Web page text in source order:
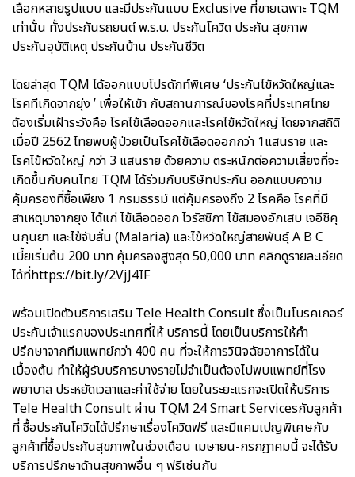
เลือกหลายรูปแบบ และมีประกันแบบ Exclusive ที่ขายเฉพาะ TQM
เท่านั้น ทั้งประกันรถยนต์ พ.ร.บ. ประกันโควิด ประกัน สุขภาพ
ประกันอุบัติเหตุ ประกันบ้าน ประกันชีวิต
โดยล่าสุด TQM ได้ออกแบบโปรดักท์พิเศษ ‘ประกันไข้หวัดใหญ่และ
โรคทีเกิดจากยุ่ง ’ เพื่อให้เข้า กับสถานการณ์ของโรคที่ประเทศไทย
ต้องเริ่มเฝ้าระวังคือ โรคไข้เลือดออกและโรคไข้หวัดใหญ่ โดยจากสถิติ
เมื่อปี 2562 ไทยพบผู้ป่วยเป็นโรคไข้เลือดออกกว่า 1แสนราย และ
โรคไข้หวัดใหญ่ กว่า 3 แสนราย ด้วยความ ตระหนักต่อความเสี่ยงที่จะ
เกิดขึ้นกับคนไทย TQM ได้ร่วมกับบริษัทประกัน ออกแบบความ
คุ้มครองที่ซื้อเพียง 1 กรมธรรม์ แต่คุ้มครองถึง 2 โรคคือ โรคที่มี
สาเหตุมาจากยุง ได้แก่ ไข้เลือดออก ไวรัสซิกา ไข้สมองอักเสบ เจอีชิคุ
นกุนยา และไข้จับสั่น (Malaria) และไข้หวัดใหญ่สายพันธุ์ A B C
เบี้ยเริ่มต้น 200 บาท คุ้มครองสูงสุด 50,000 บาท คลิกดูรายละเอียด
ได้ที่https://bit.ly/2VjJ4IF
พร้อมเปิดตัวบริการเสริม Tele Health Consult ซึ่งเป็นโบรคเกอร์
ประกันเจ้าแรกของประเทศที่ให้ บริการนี้ โดยเป็นบริการให้คำ
ปรึกษาจากทีมแพทย์กว่า 400 คน ที่จะให้การวินิจฉัยอาการได้ใน
เบื้องต้น ทำให้ผู้รับบริการบางรายไม่จำเป็นต้องไปพบแพทย์ที่โรง
พยาบาล ประหยัดเวลาและค่าใช้จ่าย โดยในระยะแรกจะเปิดให้บริการ
Tele Health Consult ผ่าน TQM 24 Smart Servicesกับลูกค้า
ที่ ซื้อประกันโควิดได้ปรึกษาเรื่องโควิดฟรี และมีแคมเปญพิเศษกับ
ลูกค้าที่ซื้อประกันสุขภาพในช่วงเดือน เมษายน-กรกฎาคมนี้ จะได้รับ
บริการปรึกษาด้านสุขภาพอื่น ๆ ฟรีเช่นกัน